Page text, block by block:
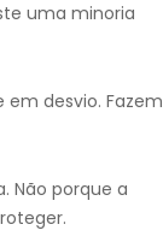
uma minoria
desvio. Fazem
Não porque a